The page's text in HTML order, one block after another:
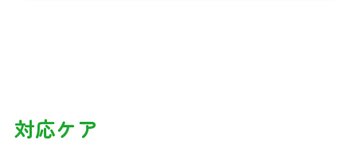
対応ケア